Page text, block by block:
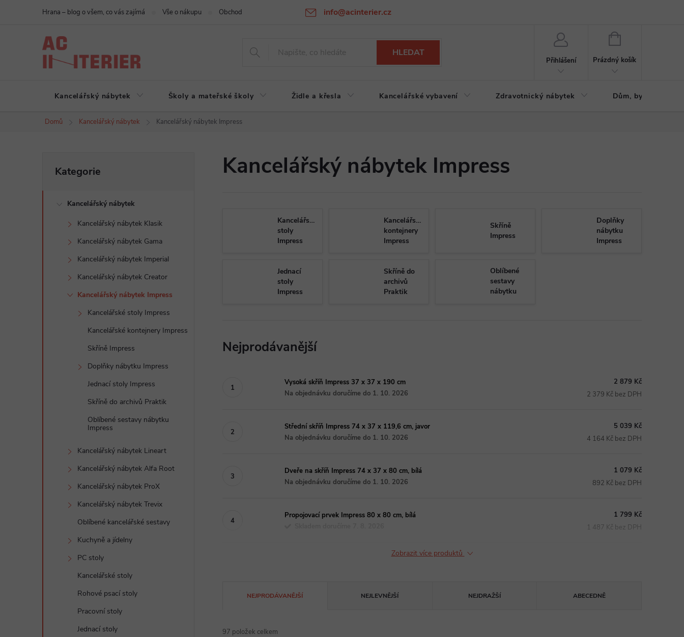
info@acinterier.cz
Hrana – blog o všem, co vás zajímá Vše o nákupu Obchodní podmínky Ochrana osobních údajů Atypická výroba na zakázku
HLEDAT
Přihlášení
NÁKUPNÍ
Prázdný košík
Kancelářský nábytek Školy a mateřské školy Židle a křesla Kancelářské vybavení Zdravotnický nábytek Dům, byt, zahrada
Domů Kancelářský nábytek Kancelářský nábytek Impress
o
kategorie
Kategorie
Kancelářský nábytek
Kancelářský nábytek Klasik
Kancelářský nábytek Gama
Kancelářský nábytek Imperial
Kancelářský nábytek Creator
Kancelářský nábytek Impress
Kancelářské stoly Impress
Kancelářské kontejnery Impress
Skříně Impress
Doplňky nábytku Impress
Jednací stoly Impress
Skříně do archivů Praktik
Oblíbené sestavy nábytku
Impress
Kancelářský nábytek Lineart
Kancelářský nábytek Alfa Root
Kancelářský nábytek ProX
Kancelářský nábytek Trevix
Oblíbené kancelářské sestavy
Kuchyně a jídelny
PC stoly
Kancelářské stoly
Rohové psací stoly
Pracovní stoly
Jednací stoly
Kancelářský nábytek Impress
Kancelářské
stoly
Impress
Kancelářské
kontejnery
Impress
Skříně
Impress
Doplňky
nábytku
Impress
Jednací
stoly
Impress
Skříně do
archivů
Praktik
Oblíbené
sestavy
nábytku
Nejprodávanější
Vysoká skříň Impress 37 x 37 x 190 cm
Na objednávku doručíme do 1. 10. 2026
2 879 Kč
2 379 Kč bez DPH
Střední skříň Impress 74 x 37 x 119,6 cm, javor
Na objednávku doručíme do 1. 10. 2026
5 039 Kč
4 164 Kč bez DPH
Dveře na skříň Impress 74 x 37 x 80 cm, bílá
Na objednávku doručíme do 1. 10. 2026
1 079 Kč
892 Kč bez DPH
Propojovací prvek Impress 80 x 80 cm, bílá
1 799 Kč
1 487 Kč bez DPH
Zobrazit více produktů
NEJPRODÁVANĚJŠÍ NEJLEVNĚJŠÍ NEJDRAŽŠÍ ABECEDNĚ
97 položek celkem